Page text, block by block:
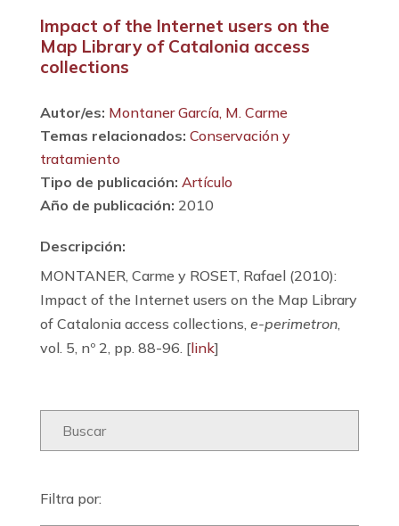
Impact of the Internet users on the
Map Library of Catalonia access
collections
Autor/es: Montaner García, M. Carme
Temas relacionados: Conservación y
tratamiento
Tipo de publicación: Artículo
Año de publicación: 2010
Descripción:
MONTANER, Carme y ROSET, Rafael (2010):
Impact of the Internet users on the Map Library
of Catalonia access collections, e-perimetron,
vol. 5, nº 2, pp. 88-96. [link]
Filtra por: